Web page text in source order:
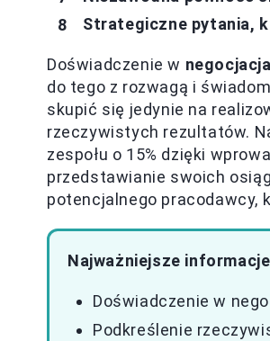
Strategiczne pytania,
Doświadczenie w
do tego z rozwagą i
skupić się jedynie na
rzeczywistych rezultatów.
zespołu o 15% dzięki
przedstawianie swoich
potencjalnego pracodawcy,
Najważniejsze
Doświadczenie w
Podkreślenie